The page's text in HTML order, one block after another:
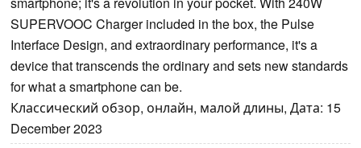
SUPERVOOC Charger included in the box, the Pulse
Interface Design, and extraordinary performance, it's a
device that transcends the ordinary and sets new standards
for what a smartphone can be.
Классический обзор, онлайн, малой длины, Дата: 15
December 2023